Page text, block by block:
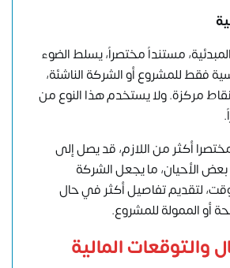
مستنداً مختصراً، يسلط الضوء
فقط للمشروع أو الشركة الناشئة،
مركزة. ولا يستخدم هذا النوع من
أكثر من اللازم، قد يصل إلى
الأحيان، ما يجعل الشركة
لتقديم تفاصيل أكثر في حال
أو الممولة للمشروع.
والتوقعات المالية